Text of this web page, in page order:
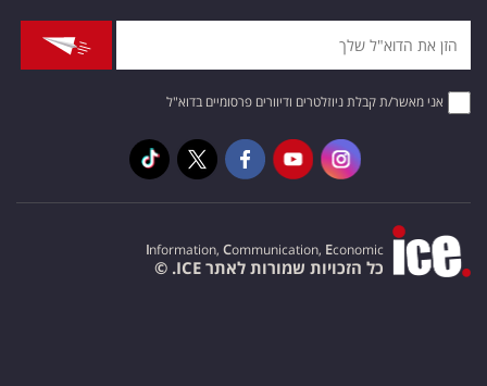
אני מאשר/ת קבלת ניוזלטרים ודיוורים פרסומיים בדוא"ל
Information, Communication, Economic
כל הזכויות שמורות לאתר ICE. ©